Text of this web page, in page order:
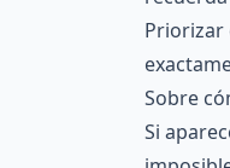
Priorizar
Sobre
Si